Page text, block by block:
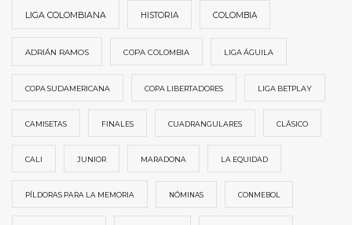
LIGA COLOMBIANA HISTORIA COLOMBIA
ADRIÁN RAMOS COPA COLOMBIA LIGA ÁGUILA
COPA SUDAMERICANA COPA LIBERTADORES LIGA BETPLAY
CAMISETAS FINALES CUADRANGULARES CLÁSICO
CALI JUNIOR MARADONA LA EQUIDAD
PÍLDORAS PARA LA MEMORIA NÓMINAS CONMEBOL